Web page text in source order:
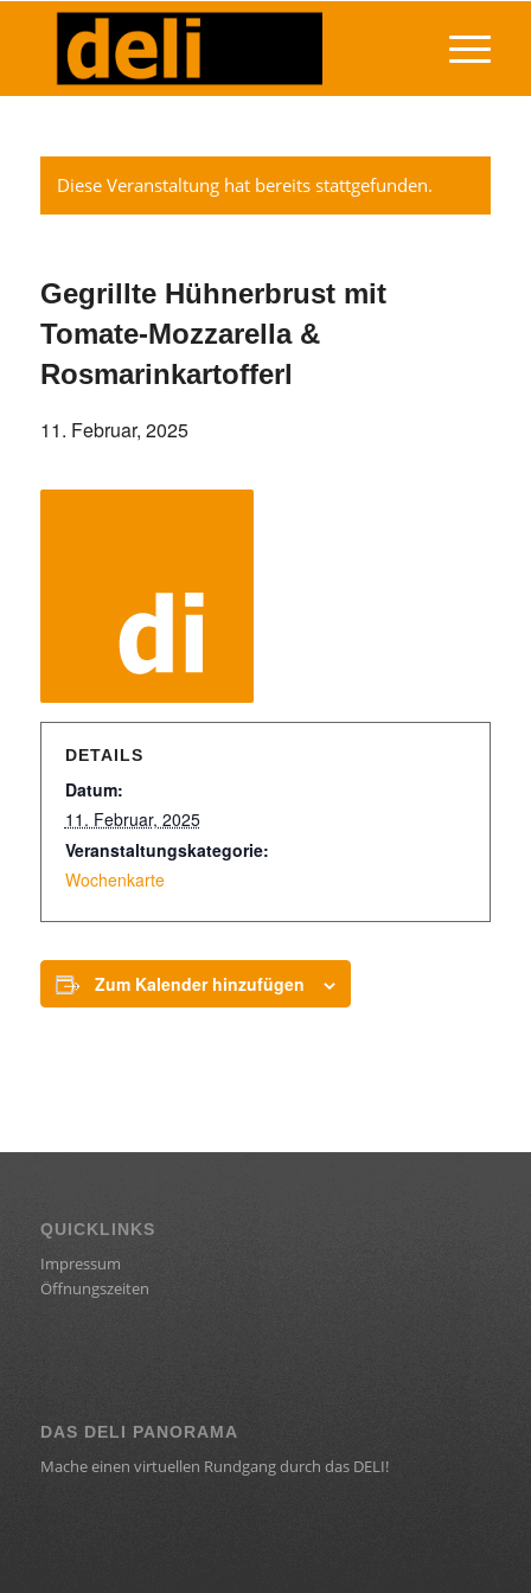
Diese Veranstaltung hat bereits stattgefunden.
Gegrillte Hühnerbrust mit
Tomate-Mozzarella &
Rosmarinkartofferl
11. Februar, 2025
DETAILS
Datum:
11. Februar, 2025
Veranstaltungskategorie:
Wochenkarte
Zum Kalender hinzufügen
QUICKLINKS
Impressum
Öffnungszeiten
DAS DELI PANORAMA
Mache einen virtuellen Rundgang durch das DELI!